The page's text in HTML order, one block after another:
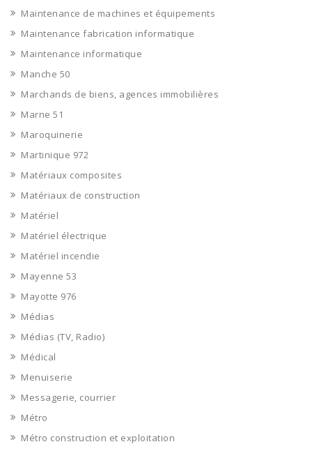
Maintenance de machines et équipements
Maintenance fabrication informatique
Maintenance informatique
Manche 50
Marchands de biens, agences immobilières
Marne 51
Maroquinerie
Martinique 972
Matériaux composites
Matériaux de construction
Matériel
Matériel électrique
Matériel incendie
Mayenne 53
Mayotte 976
Médias
Médias (TV, Radio)
Médical
Menuiserie
Messagerie, courrier
Métro
Métro construction et exploitation